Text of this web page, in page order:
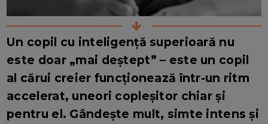
Un copil cu inteligență superioară nu
este doar „mai deștept” – este un copil
al cărui creier funcționează într-un ritm
accelerat, uneori copleșitor chiar și
pentru el. Gândește mult, simte intens și